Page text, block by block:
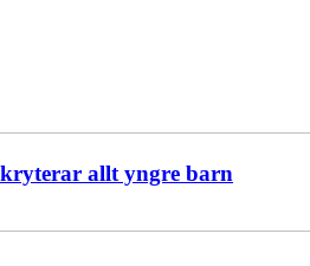
allt yngre barn